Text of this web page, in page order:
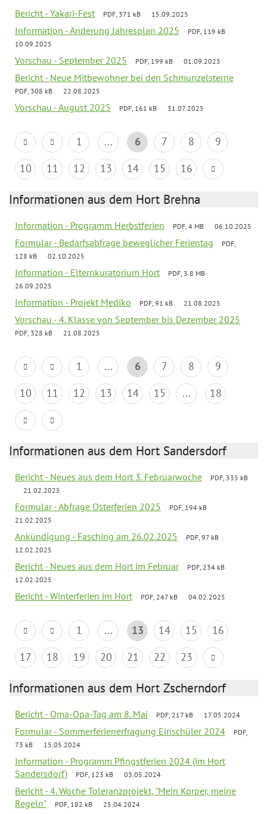
Bericht - Yakari-Fest PDF, 371 kB 15.09.2025
Information - Änderung Jahresplan 2025
PDF, 119 kB
10.09.2025
Vorschau - September 2025 PDF, 199 kB 01.09.2025
Bericht - Neue Mitbewohner bei den Schmunzelsterne
PDF, 308 kB 22.08.2025
Vorschau - August 2025 PDF, 161 kB 31.07.2025
1 ... 6 7 8
9
10
11 12 13 14 15 16
Informationen aus dem Hort Brehna
Information - Programm Herbstferien PDF, 4 MB 06.10.2025
Formular - Bedarfsabfrage beweglicher Ferientag
PDF,
128 kB
02.10.2025
Information - Elternkuratorium Hort
PDF, 3.8 MB
26.09.2025
Information - Projekt Mediko PDF, 91 kB 21.08.2025
Vorschau - 4. Klasse von September bis Dezember 2025
PDF, 328 kB 21.08.2025
1 ... 6 7 8
9
10
11 12 13 14 15 ... 18
Informationen aus dem Hort Sandersdorf
Bericht - Neues aus dem Hort 3. Februarwoche
PDF, 335 kB
21.02.2025
Formular - Abfrage Osterferien 2025
PDF, 194 kB
21.02.2025
Ankündigung - Fasching am 26.02.2025
PDF, 97 kB
12.02.2025
Bericht - Neues aus dem Hort im Februar
PDF, 234 kB
12.02.2025
Bericht - Winterferien im Hort PDF, 247 kB 04.02.2025
1 ... 13 14 15
16
17
18 19 20 21 22 23
Informationen aus dem Hort Zscherndorf
Bericht - Oma-Opa-Tag am 8. Mai PDF, 217 kB 17.05.2024
Formular - Sommerferienerfragung Einschüler 2024
PDF,
73 kB
15.05.2024
Information - Programm Pfingstferien 2024 (im Hort
Sandersdorf)
PDF, 123 kB 03.05.2024
Bericht - 4. Woche Toleranzprojekt, "Mein Körper, meine
Regeln"
PDF, 182 kB 25.04.2024